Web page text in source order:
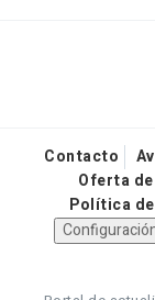
Contacto
Oferta
Política